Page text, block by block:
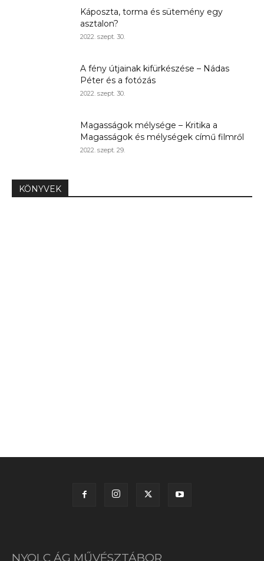
Káposzta, torma és sütemény egy
asztalon?
2022. szept. 30.
A fény útjainak kifürkészése – Nádas
Péter és a fotózás
2022. szept. 30.
Magasságok mélysége – Kritika a
Magasságok és mélységek című filmről
2022. szept. 29.
KÖNYVEK
NYOLC ÁG MŰVÉSZTÁBOR